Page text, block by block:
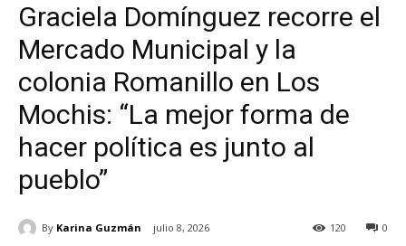
Graciela Domínguez recorre el
Mercado Municipal y la
colonia Romanillo en Los
Mochis: “La mejor forma de
hacer política es junto al
pueblo”
By Karina Guzmán julio 8, 2026 0
120